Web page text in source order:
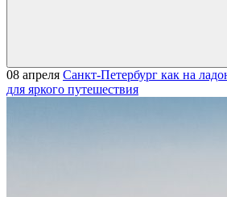
08 апреля Санкт-Петербург как на
для яркого путешествия